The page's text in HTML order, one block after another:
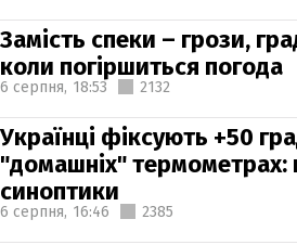
Замість спеки – грози,
коли погіршиться погода
6 серпня, 18:53 2132
Українці фіксують +50
"домашніх" термометрах:
синоптики
6 серпня, 16:46 2385